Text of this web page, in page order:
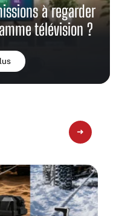
à regarder
télévision ?